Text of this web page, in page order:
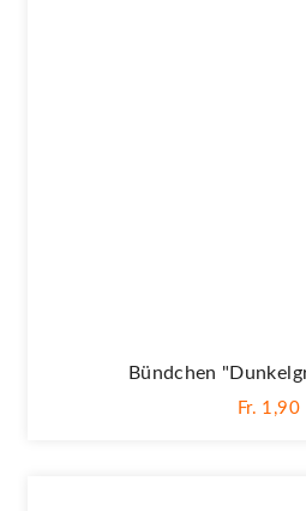
Bündchen
Fr. 1,90